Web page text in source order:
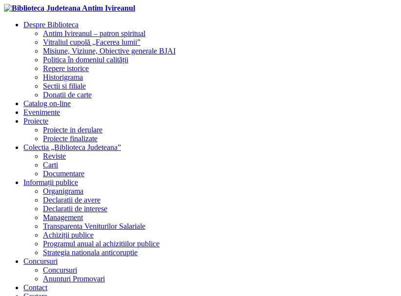
Despre Biblioteca
Antim Ivireanul – patron spiritual
Vitraliul cupolă „Facerea lumii”
Misiune, Viziune, Obiective generale BJAI
Politica în domeniul calității
Repere istorice
Historigrama
Sectii si filiale
Donatii de carte
Catalog on-line
Evenimente
Proiecte
Proiecte in derulare
Proiecte finalizate
Colectia „Biblioteca Judeteana”
Reviste
Carti
Documentare
Informații publice
Organigrama
Declaratii de avere
Declaratii de interese
Management
Transparenta Veniturilor Salariale
Achiziții publice
Programul anual al achizitiilor publice
Strategia nationala anticoruptie
Concursuri
Concursuri
Anunturi Promovari
Contact